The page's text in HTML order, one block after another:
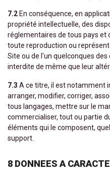
7.2 En conséquence, en
propriété intellectuelle, des
réglementaires de tous pays et
toute reproduction ou
Site ou de l'un quelconques
interdite de même que leur
7.3 A ce titre, il est notamment
arranger, modifier, corriger,
tous langages, mettre sur le
commercialiser, tout ou partie
éléments qui le composent,
support.
8 DONNEES A